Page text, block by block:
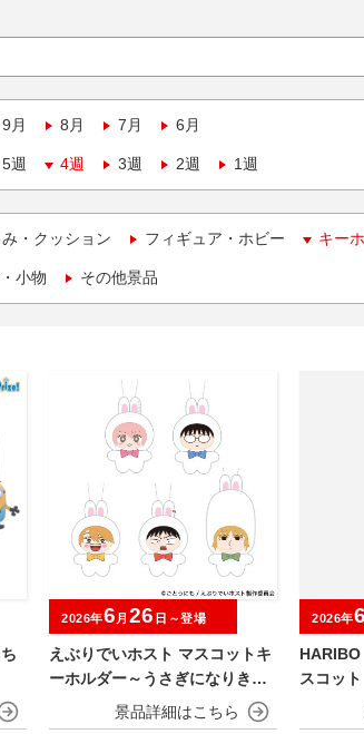
9月 8月 7月 6月
5週 4週 3週 2週 1週
・クッション フィギュア・ホビー キー
小物 その他景品
えぶりでいホスト マスコットキ
ーホルダー～うさぎになりきら
2026年6 月 26 日～登場
スコッ
2026年6